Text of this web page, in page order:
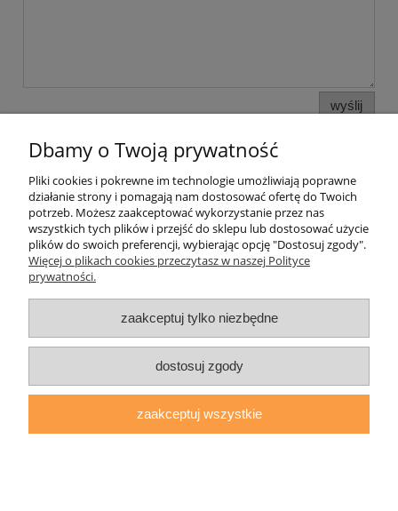
wyślij
Pomoc
Moje konto
Informacje
O nas
ul. Grodzka Nr 23, 67-200 Głogów | woj. dolnośląskie
| tel.: 513093168 | email:sklep@daryziol.pl| NIP: 6921579498 |
Dbamy o Twoją prywatność
Pliki cookies i pokrewne im technologie umożliwiają poprawne
działanie strony i pomagają nam dostosować ofertę do Twoich
potrzeb. Możesz zaakceptować wykorzystanie przez nas
wszystkich tych plików i przejść do sklepu lub dostosować użycie
plików do swoich preferencji, wybierając opcję "Dostosuj zgody".
Więcej o plikach cookies przeczytasz w naszej Polityce
prywatności.
zaakceptuj tylko niezbędne
dostosuj zgody
zaakceptuj wszystkie